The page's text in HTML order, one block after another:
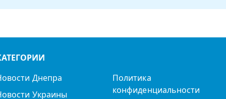
Днепра
Украины
Политика
конфиденциальности